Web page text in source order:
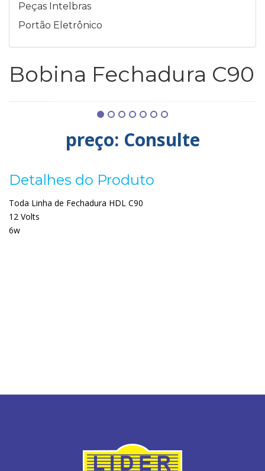
Peças Intelbras
Portão Eletrônico
Bobina Fechadura C90
preço: Consulte
Detalhes do Produto
Toda Linha de Fechadura HDL C90
12 Volts
6w